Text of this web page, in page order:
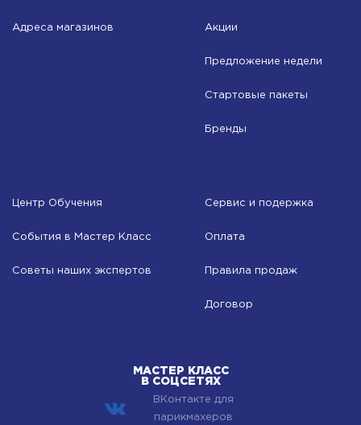
Адреса магазинов Акции
Предложение недели
Стартовые пакеты
Бренды
Центр Обучения
События в Мастер Класс
Советы наших экспертов
Сервис и подержка
Оплата
Правила продаж
Договор
МАСТЕР КЛАСС
В СОЦСЕТЯХ
ВКонтакте для
парикмахеров